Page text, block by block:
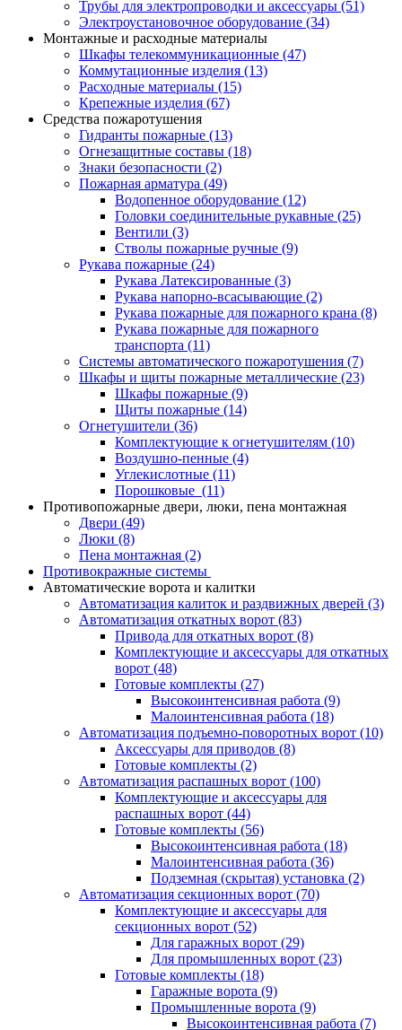
Трубы для электропроводки и аксессуары (51)
Электроустановочное оборудование (34)
Монтажные и расходные материалы
Шкафы телекоммуникационные (47)
Коммутационные изделия (13)
Расходные материалы (15)
Крепежные изделия (67)
Средства пожаротушения
Гидранты пожарные (13)
Огнезащитные составы (18)
Знаки безопасности (2)
Пожарная арматура (49)
Водопенное оборудование (12)
Головки соединительные рукавные (25)
Вентили (3)
Стволы пожарные ручные (9)
Рукава пожарные (24)
Рукава Латексированные (3)
Рукава напорно-всасывающие (2)
Рукава пожарные для пожарного крана (8)
Рукава пожарные для пожарного
транспорта (11)
Системы автоматического пожаротушения (7)
Шкафы и щиты пожарные металлические (23)
Шкафы пожарные (9)
Щиты пожарные (14)
Огнетушители (36)
Комплектующие к огнетушителям (10)
Воздушно-пенные (4)
Углекислотные (11)
Порошковые (11)
Противопожарные двери, люки, пена монтажная
Двери (49)
Люки (8)
Пена монтажная (2)
Противокражные системы
Автоматические ворота и калитки
Автоматизация калиток и раздвижных дверей (3)
Автоматизация откатных ворот (83)
Привода для откатных ворот (8)
Комплектующие и аксессуары для откатных
ворот (48)
Готовые комплекты (27)
Высокоинтенсивная работа (9)
Малоинтенсивная работа (18)
Автоматизация подъемно-поворотных ворот (10)
Аксессуары для приводов (8)
Готовые комплекты (2)
Автоматизация распашных ворот (100)
Комплектующие и аксессуары для
распашных ворот (44)
Готовые комплекты (56)
Высокоинтенсивная работа (18)
Малоинтенсивная работа (36)
Подземная (скрытая) установка (2)
Автоматизация секционных ворот (70)
Комплектующие и аксессуары для
секционных ворот (52)
Для гаражных ворот (29)
Для промышленных ворот (23)
Готовые комплекты (18)
Гаражные ворота (9)
Промышленные ворота (9)
Высокоинтенсивная работа (7)